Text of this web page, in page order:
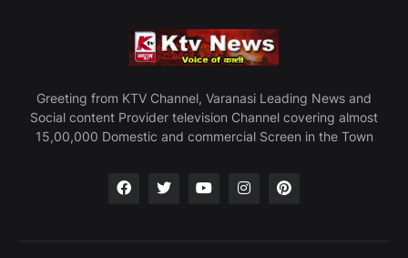
Greeting from KTV Channel, Varanasi Leading News and
Social content Provider television Channel covering almost
15,00,000 Domestic and commercial Screen in the Town